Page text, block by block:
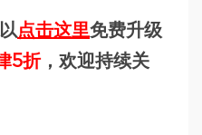
点击这里免费升级
5折，欢迎持续关